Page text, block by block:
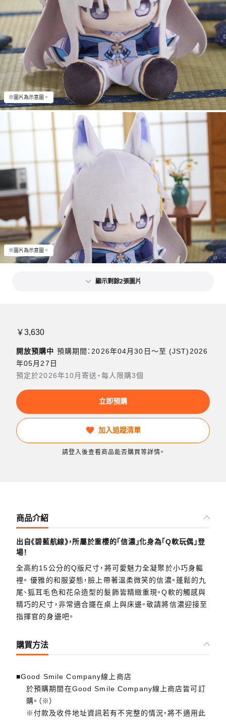
※圖片為示意圖。
※圖片為示意圖。
顯示剩餘2張圖片
￥3,630
開放預購中 預購期間：2026年04月30日〜至 (JST)2026
年05月27日
預定於2026年10月寄送・每人限購3個
立即預購
加入追蹤清單
請登入後查看商品能否購買等詳情。
商品介紹
出自《碧藍航線》，所屬於重櫻的「信濃」化身為「Q軟玩偶」登
場！
全高約15公分的Q版尺寸，將可愛魅力全凝聚於小巧身軀
裡。 優雅的和服姿態，臉上帶著溫柔微笑的信濃。蓬鬆的九
尾、狐耳毛色和花朵造型的髮飾皆精緻重現。Q軟的觸感與
精巧的尺寸，非常適合擺在桌上與床邊。敬請將信濃迎接至
指揮官的身邊吧。
購買方法
■Good Smile Company線上商店
於預購期間在Good Smile Company線上商店皆可訂
購。（※）
※付款及收件地址資訊若有不完整的情況，將不適用此